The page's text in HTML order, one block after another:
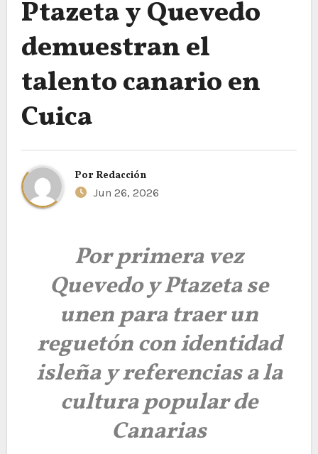
Ptazeta y Quevedo
demuestran el
talento canario en
Cuica
Por Redacción
Jun 26, 2026
Por primera vez
Quevedo y Ptazeta se
unen para traer un
reguetón con identidad
isleña y referencias a la
cultura popular de
Canarias